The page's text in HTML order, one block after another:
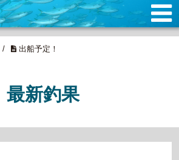
/ 出船予定！
最新釣果